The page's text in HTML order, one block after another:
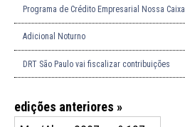
Programa de Crédito Empresarial Nossa Caixa
Adicional Noturno
DRT São Paulo vai fiscalizar contribuições
edições anteriores »